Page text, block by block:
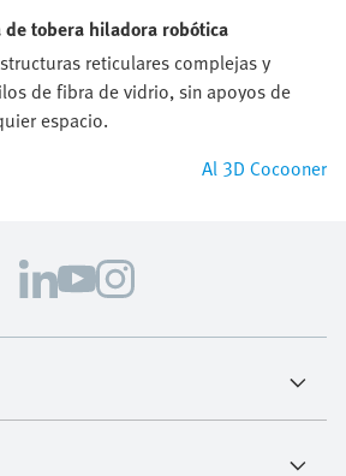
tobera hiladora robótica
reticulares complejas y
de fibra de vidrio, sin apoyos de
espacio.
Al 3D Cocooner